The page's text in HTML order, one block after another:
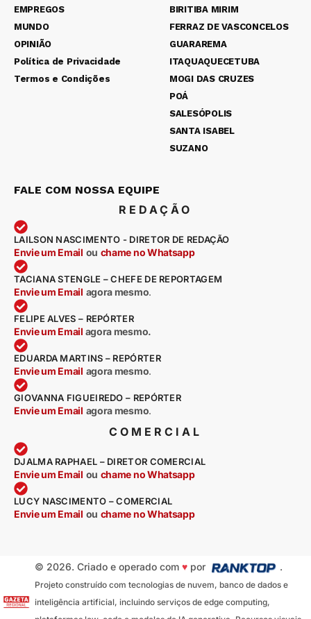
EMPREGOS
MUNDO
OPINIÃO
Política de Privacidade
Termos e Condições
BIRITIBA MIRIM
FERRAZ DE VASCONCELOS
GUARAREMA
ITAQUAQUECETUBA
MOGI DAS CRUZES
POÁ
SALESÓPOLIS
SANTA ISABEL
SUZANO
FALE COM NOSSA EQUIPE
REDAÇÃO
LAILSON NASCIMENTO - DIRETOR DE REDAÇÃO
Envie um Email ou chame no Whatsapp
TACIANA STENGLE – CHEFE DE REPORTAGEM
Envie um Email agora mesmo.
FELIPE ALVES – REPÓRTER
Envie um Email agora mesmo.
EDUARDA MARTINS – REPÓRTER
Envie um Email agora mesmo.
GIOVANNA FIGUEIREDO – REPÓRTER
Envie um Email agora mesmo.
COMERCIAL
DJALMA RAPHAEL – DIRETOR COMERCIAL
Envie um Email ou chame no Whatsapp
LUCY NASCIMENTO – COMERCIAL
Envie um Email ou chame no Whatsapp
© 2026. Criado e operado com ♥por .
Projeto construído com tecnologias de nuvem, banco de dados e
inteligência artificial, incluindo serviços de edge computing,